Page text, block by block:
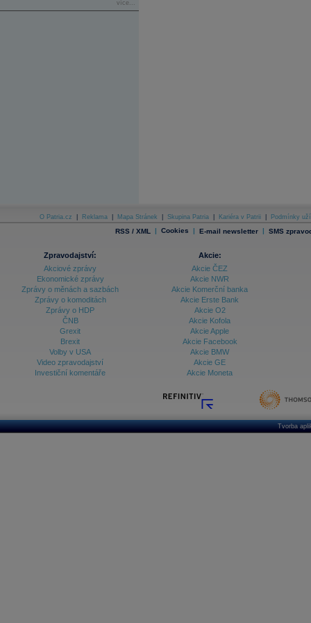
více...
O Patria.cz Reklama Mapa Stránek Skupina Patria Kariéra v Patrii Podmínky
RSS / XML | Cookies | E-mail newsletter | SMS
Zpravodajství:
Akciové zprávy
Ekonomické zprávy
Zprávy o měnách a sazbách
Zprávy o komoditách
Zprávy o HDP
ČNB
Grexit
Brexit
Volby v USA
Video zpravodajství
Investiční komentáře
Akcie:
Akcie ČEZ
Akcie NWR
Akcie Komerční banka
Akcie Erste Bank
Akcie O2
Akcie Kofola
Akcie Apple
Akcie Facebook
Akcie BMW
Akcie GE
Akcie Moneta
Tvorba